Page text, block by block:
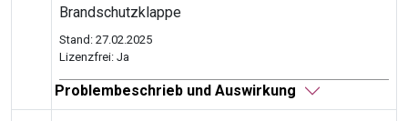
Brandschutzklappe
Stand: 27.02.2025
Lizenzfrei: Ja
Problembeschrieb und Auswirkung